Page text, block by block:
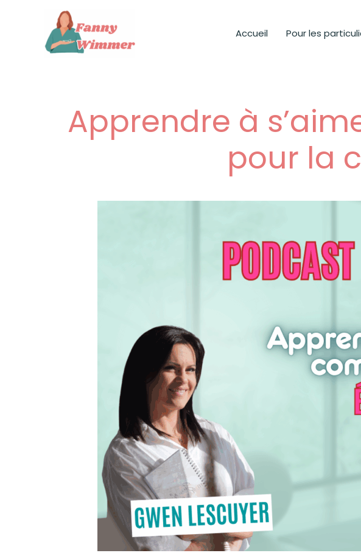
Accueil Pour les
Apprendre à
pour la